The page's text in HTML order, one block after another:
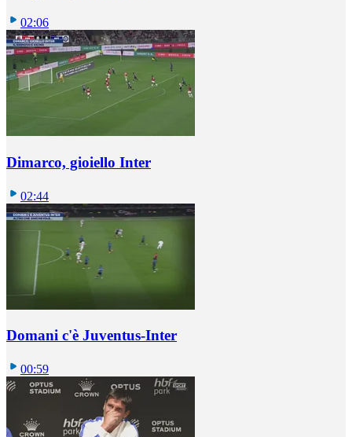
02:06
Dimarco, gioiello Inter
02:44
Domani c'è Juventus-Inter
00:59